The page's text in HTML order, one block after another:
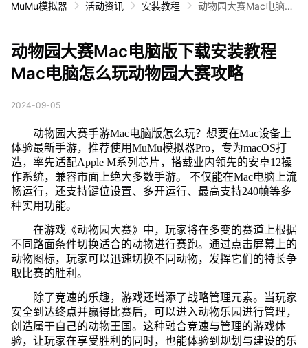
MuMu模拟器 活动资讯 安装教程
动物园大赛Mac电脑版
动物园大赛Mac电脑版下载安装教程
Mac电脑怎么玩动物园大赛攻略
2024-09-05
动物园大赛手游Mac电脑版怎么玩？想要在Mac设备上
体验最新手游，推荐使用MuMu模拟器Pro，专为macOS打
造，率先适配Apple M系列芯片，搭载业内领先的安卓12操
作系统，兼容市面上绝大多数手游。 不仅能在Mac电脑上流
畅运行，还支持键位设置、多开运行、最高支持240帧等多
种实用功能。
在游戏《动物园大赛》中，玩家将在多变的赛道上根据
不同路面条件切换适合的动物进行赛跑。通过点击屏幕上的
动物图标，玩家可以迅速切换不同动物，发挥它们的特长争
取比赛的胜利。
除了竞速的乐趣，游戏还增添了战略管理元素。当玩家
安全到达终点并赢得比赛后，可以进入动物乐园进行管理，
创造属于自己的动物王国。这种融合竞速与管理的游戏体
验，让玩家在享受胜利的同时，也能体验到规划与建设的乐